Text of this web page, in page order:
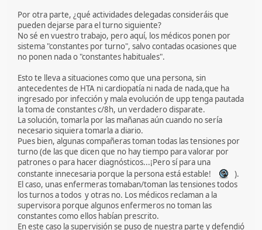
Por otra parte, ¿qué actividades delegadas consideráis que
pueden dejarse para el turno siguiente?
No sé en vuestro trabajo, pero aquí, los médicos ponen por
sistema "constantes por turno", salvo contadas ocasiones que
no ponen nada o "constantes habituales".
Esto te lleva a situaciones como que una persona, sin
antecedentes de HTA ni cardiopatía ni nada de nada,que ha
ingresado por infección y mala evolución de upp tenga pautada
la toma de constantes c/8h, un verdadero disparate.
La solución, tomarla por las mañanas aún cuando no sería
necesario siquiera tomarla a diario.
Pues bien, algunas compañeras toman todas las tensiones por
turno (de las que dicen que no hay tiempo para valorar por
patrones o para hacer diagnósticos...¡Pero sí para una
constante innecesaria porque la persona está estable!
).
El caso, unas enfermeras tomaban/toman las tensiones todos
los turnos a todos y otras no. Los médicos reclaman a la
supervisora porque algunos enfermeros no toman las
constantes como ellos habían prescrito.
En este caso la supervisión se puso de nuestra parte y defendió